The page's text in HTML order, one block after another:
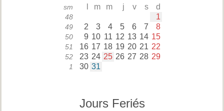
sm m m j v s d
48 1
49 2 3 4 5 6 7 8
50 9 10 11 12 13 14 15
51 16 17 18 19 20 21 22
52 23 24 25 26 27 28 29
1 30 31
Jours Feriés